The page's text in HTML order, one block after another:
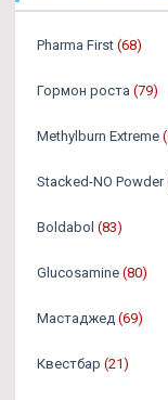
Pharma First (68)
Гормон роста (79)
Methylburn Extreme
Stacked-NO Powder
Boldabol (83)
Glucosamine (80)
Мастаджед (69)
Квестбар (21)